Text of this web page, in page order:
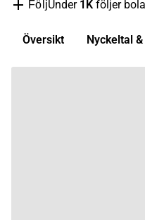
FöljUnder 1K följer
Översikt Nyckeltal